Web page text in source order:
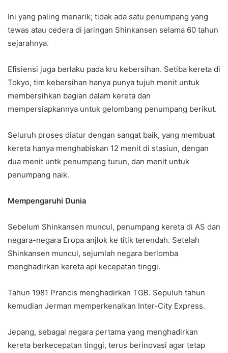
Ini yang paling menarik; tidak ada satu penumpang yang
tewas atau cedera di jaringan Shinkansen selama 60 tahun
sejarahnya.
Efisiensi juga berlaku pada kru kebersihan. Setiba kereta di
Tokyo, tim kebersihan hanya punya tujuh menit untuk
membersihkan bagian dalam kereta dan
mempersiapkannya untuk gelombang penumpang berikut.
Seluruh proses diatur dengan sangat baik, yang membuat
kereta hanya menghabiskan 12 menit di stasiun, dengan
dua menit untk penumpang turun, dan menit untuk
penumpang naik.
Mempengaruhi Dunia
Sebelum Shinkansen muncul, penumpang kereta di AS dan
negara-negara Eropa anjlok ke titik terendah. Setelah
Shinkansen muncul, sejumlah negara berlomba
menghadirkan kereta api kecepatan tinggi.
Tahun 1981 Prancis menghadirkan TGB. Sepuluh tahun
kemudian Jerman memperkenalkan Inter-City Express.
Jepang, sebagai negara pertama yang menghadirkan
kereta berkecepatan tinggi, terus berinovasi agar tetap